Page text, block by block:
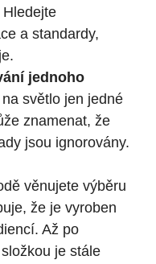
Hledejte
a standardy,
jednoho
světlo jen jedné
znamenat, že
jsou ignorovány.
věnujete výběru
že je vyroben
Až po
je stále